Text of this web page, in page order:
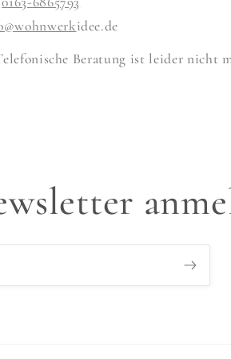
idee.de
Beratung ist leider nicht